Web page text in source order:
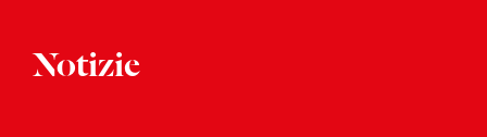
Notizie